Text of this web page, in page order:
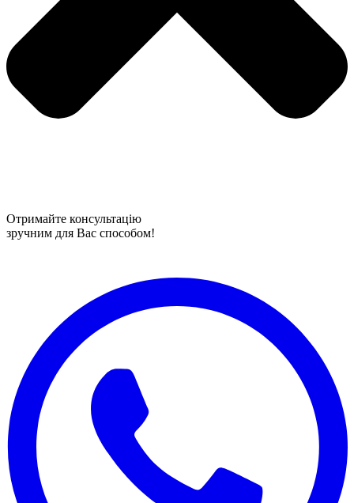
Отримайте консультацію
зручним для Вас способом!